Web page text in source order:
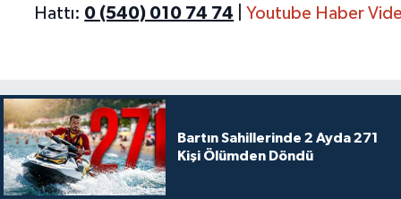
Hattı: 0 (540) 010 74 74 Youtube Haber
Bartın Sahillerinde 2 Ayda 271
Kişi Ölümden Döndü